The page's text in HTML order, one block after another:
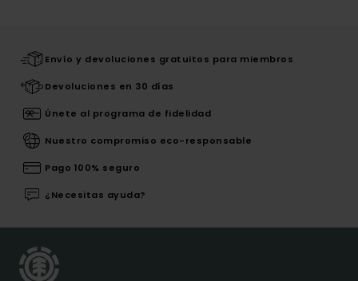
Envío y devoluciones gratuitos para miembros
Devoluciones en 30 días
Únete al programa de fidelidad
Nuestro compromiso eco-responsable
Pago 100% seguro
¿Necesitas ayuda?